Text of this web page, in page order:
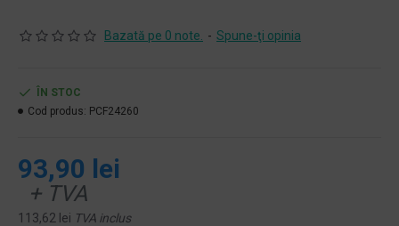
Bazată pe 0 note. - Spune-ţi opinia
93,90 lei
+ TVA
113,62 lei TVA inclus
ÎN STOC
Cod produs: PCF24260